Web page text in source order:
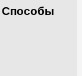
Способы